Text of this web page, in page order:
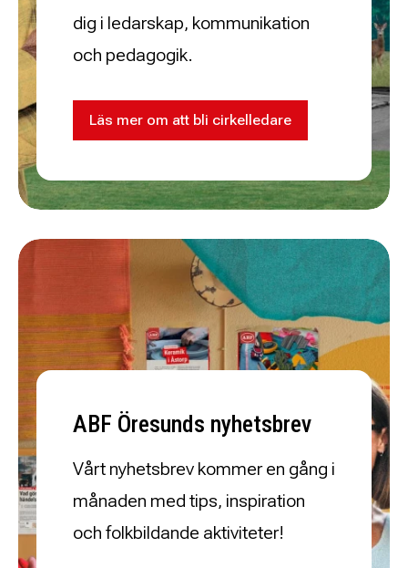
dig i ledarskap, kommunikation
och pedagogik.
Läs mer om att bli cirkelledare
ABF Öresunds nyhetsbrev
Vårt nyhetsbrev kommer en gång i
månaden med tips, inspiration
och folkbildande aktiviteter!